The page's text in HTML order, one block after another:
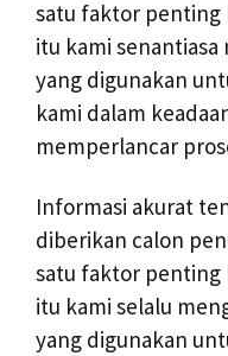
satu faktor penting
itu kami
yang digunakan
kami dalam
memperlancar
Informasi akurat
diberikan calon
satu faktor penting
itu kami selalu
yang digunakan